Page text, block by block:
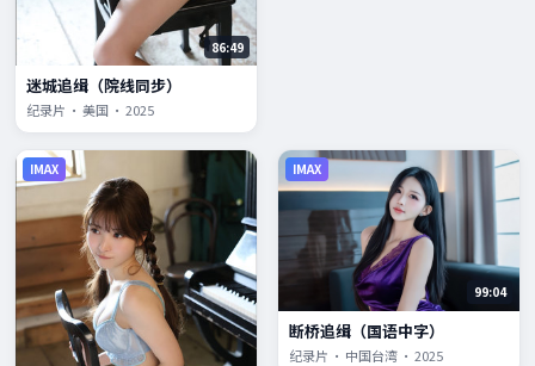
86:49
迷城追缉（院线同步）
纪录片 · 美国 · 2025
IMAX IMAX
99:04
断桥追缉（国语中字）
纪录片 · 中国台湾 · 2025